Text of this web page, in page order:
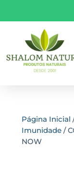
Página Inicial
Imunidade/
NOW